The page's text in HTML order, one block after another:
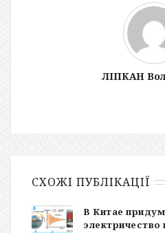
ЛІПКАН
СХОЖІ ПУБЛІКАЦІЇ
В Китае